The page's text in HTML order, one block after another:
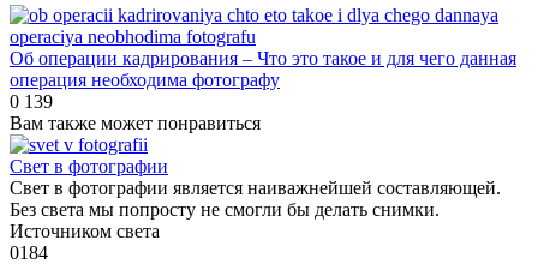
Об операции кадрирования – Что это такое и для чего данная
операция необходима фотографу
0 139
Вам также может понравиться
Свет в фотографии
Свет в фотографии является наиважнейшей составляющей.
Без света мы попросту не смогли бы делать снимки.
Источником света
0184